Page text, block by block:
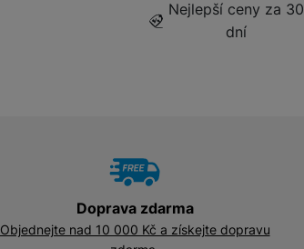
Nejlepší ceny za 30
dní
Doprava zdarma
Objednejte nad 10 000 Kč a získejte dopravu